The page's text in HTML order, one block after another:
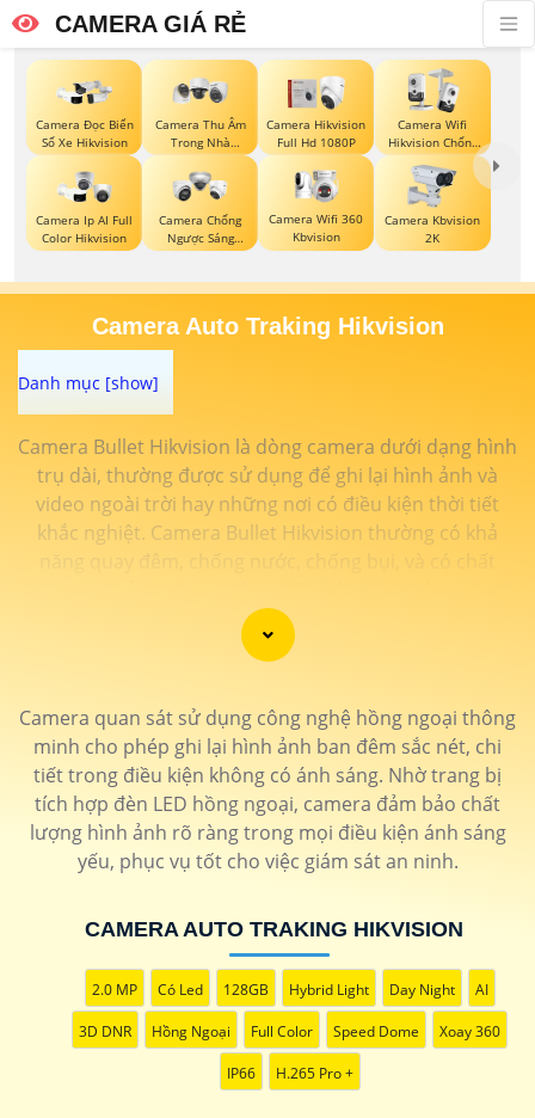
CAMERA GIÁ RẺ
Camera Đọc Biển
Số Xe Hikvision
Camera Thu Âm
Trong Nhà
Hikvision
Camera Hikvision
Full Hd 1080P
Camera Wifi
Hikvision Chống
Trộm
Camera Ip AI Full
Color Hikvision
Camera Chống
Ngược Sáng
Hikvision
Camera Wifi 360
Kbvision
Camera Kbvision
2K
Camera Auto Traking Hikvision
Camera Bullet Hikvision là dòng camera dưới dạng hình
trụ dài, thường được sử dụng để ghi lại hình ảnh và
video ngoài trời hay những nơi có điều kiện thời tiết
khắc nghiệt. Camera Bullet Hikvision thường có khả
năng quay đêm, chống nước, chống bụi, và có chất
bảo vệ an ninh cho gia đình và doanh nghiệp.
'
Camera quan sát sử dụng công nghệ hồng ngoại thông
minh cho phép ghi lại hình ảnh ban đêm sắc nét, chi
tiết trong điều kiện không có ánh sáng. Nhờ trang bị
tích hợp đèn LED hồng ngoại, camera đảm bảo chất
lượng hình ảnh rõ ràng trong mọi điều kiện ánh sáng
yếu, phục vụ tốt cho việc giám sát an ninh.
CAMERA AUTO TRAKING HIKVISION
2.0 MP Có Led 128GB Hybrid Light Day Night AI
3D DNR Hồng Ngoại Full Color Speed Dome Xoay 360
IP66 H.265 Pro +